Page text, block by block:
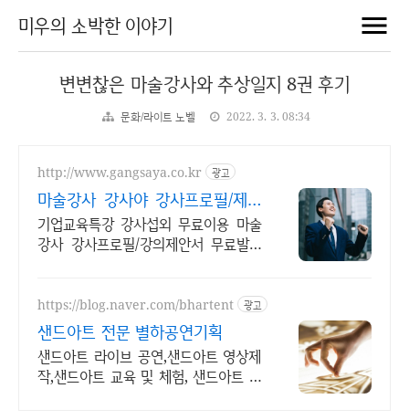
미우의 소박한 이야기
변변찮은 마술강사와 추상일지 8권 후기
문화/라이트 노벨 2022. 3. 3. 08:34
http://www.gangsaya.co.kr 광고
마술강사 강사야 강사프로필/제안
서 무료발송
기업교육특강 강사섭외 무료이용 마술
강사 강사프로필/강의제안서 무료발송
https://blog.naver.com/bhartent 광고
샌드아트 전문 별하공연기획
샌드아트 라이브 공연,샌드아트 영상제
작,샌드아트 교육 및 체험, 샌드아트 진